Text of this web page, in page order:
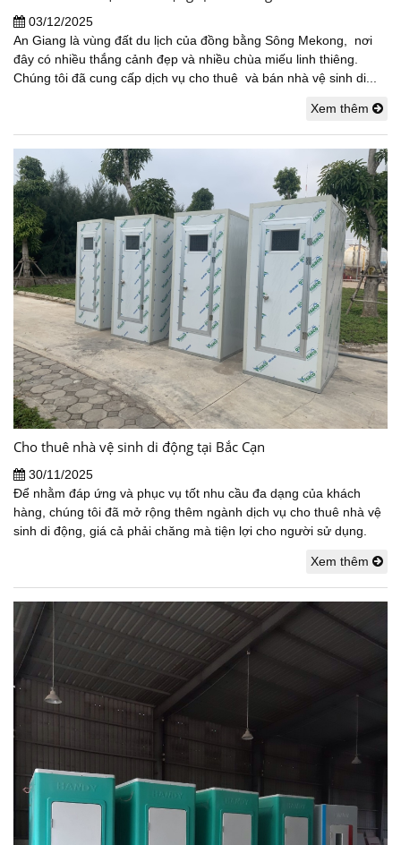
03/12/2025
An Giang là vùng đất du lịch của đồng bằng Sông Mekong, nơi
đây có nhiều thắng cảnh đẹp và nhiều chùa miếu linh thiêng.
Chúng tôi đã cung cấp dịch vụ cho thuê và bán nhà vệ sinh di...
Xem thêm
Cho thuê nhà vệ sinh di động tại Bắc Cạn
30/11/2025
Để nhằm đáp ứng và phục vụ tốt nhu cầu đa dạng của khách
hàng, chúng tôi đã mở rộng thêm ngành dịch vụ cho thuê nhà vệ
sinh di động, giá cả phải chăng mà tiện lợi cho người sử dụng.
Xem thêm